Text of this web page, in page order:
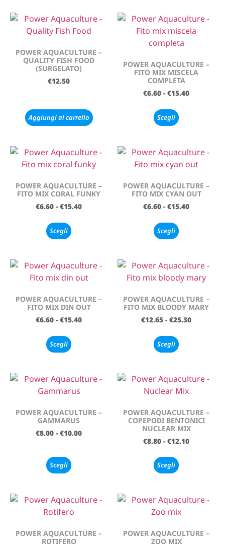
POWER AQUACULTURE –
QUALITY FISH FOOD
(SURGELATO)
€12.50
Aggiungi al carrello
POWER AQUACULTURE –
FITO MIX MISCELA
COMPLETA
€6.60 - €15.40
Scegli
POWER AQUACULTURE –
FITO MIX CORAL FUNKY
€6.60 - €15.40
Scegli
POWER AQUACULTURE –
FITO MIX CYAN OUT
€6.60 - €15.40
Scegli
POWER AQUACULTURE –
FITO MIX DIN OUT
€6.60 - €15.40
Scegli
POWER AQUACULTURE –
FITO MIX BLOODY MARY
€12.65 - €25.30
Scegli
POWER AQUACULTURE –
GAMMARUS
€8.00 - €10.00
Scegli
POWER AQUACULTURE –
COPEPODI BENTONICI
NUCLEAR MIX
€8.80 - €12.10
Scegli
POWER AQUACULTURE –
ROTIFERO
POWER AQUACULTURE –
ZOO MIX